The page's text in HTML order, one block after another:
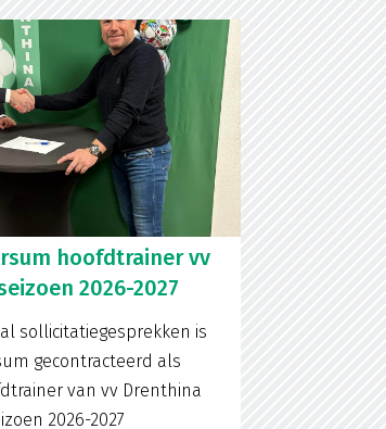
hoofdtrainer vv
2026-2027
sollicitatiegesprekken is
gecontracteerd als
van vv Drenthina
2026-2027